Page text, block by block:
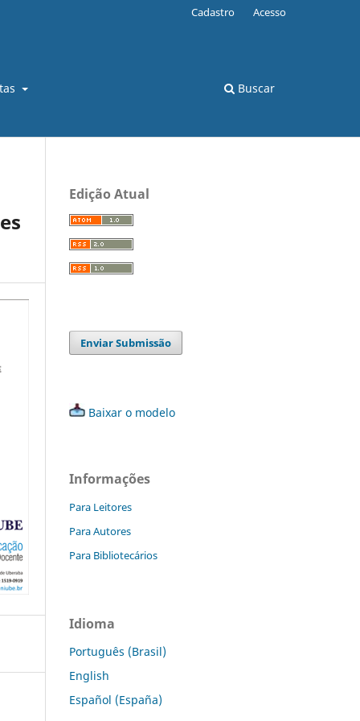
Buscar
Cadastro Acesso
Edição Atual
Enviar Submissão
Baixar o modelo
Informações
Para Leitores
Para Autores
Para Bibliotecários
Idioma
Português (Brasil)
English
Español (España)